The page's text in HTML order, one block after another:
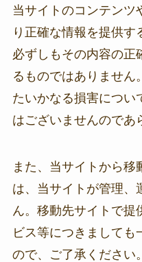
当サイトのコンテンツ
り正確な情報を提供す
必ずしもその内容の正
るものではありません
たいかなる損害につい
はございませんのであ
また、当サイトから移
は、当サイトが管理、
ん。移動先サイトで提
ビス等につきましても
ので、ご了承ください。